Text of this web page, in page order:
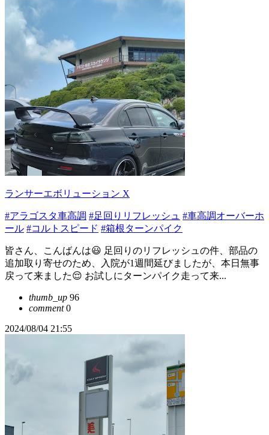
ランサーエボリューション X
#アラゴスタ車高調 #足回りリフレッシュ #車高調オーバーホ
ール #コルトスピード #箱根ターンパイク
皆さん、こんばんは😃 足回りのリフレッシュの件、部品の
追加取り寄せのため、入院が1週間延びましたが、本日無事
戻って来ました😌 お試しにターンパイク走って来...
thumb_up 96
comment0
2024/08/04 21:55